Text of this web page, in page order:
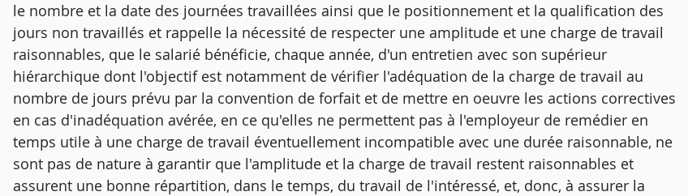
le nombre et la date des journées travaillées ainsi que le positionnement et la qualification des
jours non travaillés et rappelle la nécessité de respecter une amplitude et une charge de travail
raisonnables, que le salarié bénéficie, chaque année, d'un entretien avec son supérieur
hiérarchique dont l'objectif est notamment de vérifier l'adéquation de la charge de travail au
nombre de jours prévu par la convention de forfait et de mettre en oeuvre les actions correctives
en cas d'inadéquation avérée, en ce qu'elles ne permettent pas à l'employeur de remédier en
temps utile à une charge de travail éventuellement incompatible avec une durée raisonnable, ne
sont pas de nature à garantir que l'amplitude et la charge de travail restent raisonnables et
assurent une bonne répartition, dans le temps, du travail de l'intéressé, et, donc, à assurer la